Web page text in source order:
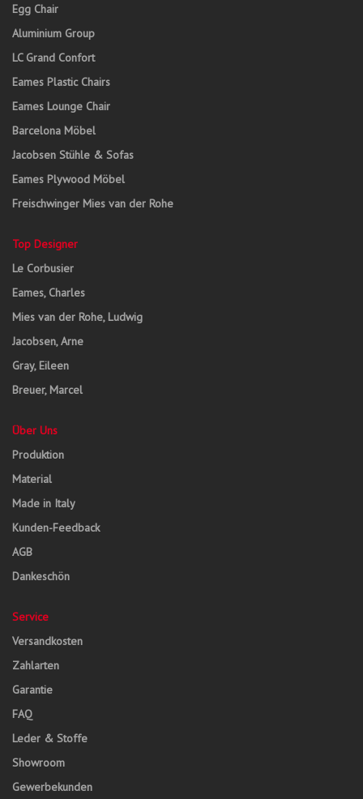
Egg Chair
Aluminium Group
LC Grand Confort
Eames Plastic Chairs
Eames Lounge Chair
Barcelona Möbel
Jacobsen Stühle & Sofas
Eames Plywood Möbel
Freischwinger Mies van der Rohe
Top Designer
Le Corbusier
Eames, Charles
Mies van der Rohe, Ludwig
Jacobsen, Arne
Gray, Eileen
Breuer, Marcel
Über Uns
Produktion
Material
Made in Italy
Kunden-Feedback
AGB
Dankeschön
Service
Versandkosten
Zahlarten
Garantie
FAQ
Leder & Stoffe
Showroom
Gewerbekunden